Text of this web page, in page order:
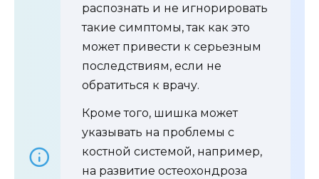
распознать и не игнорировать
такие симптомы, так как это
может привести к серьезным
последствиям, если не
обратиться к врачу.
Кроме того, шишка может
указывать на проблемы с
костной системой, например,
на развитие остеохондроза